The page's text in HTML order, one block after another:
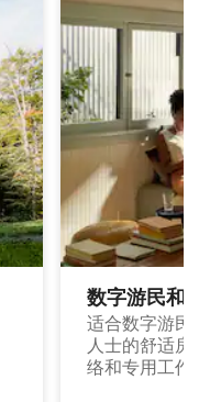
数字游民和
适合数字游民
人士的舒适房
络和专用工作